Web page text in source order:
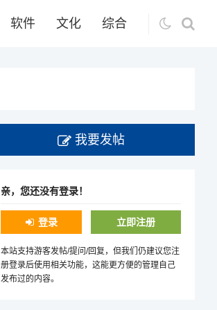
软件 文化 综合
我要发帖
亲，您还没有登录！
登录 立即注册
本站支持游客发帖/提问/回复，但我们仍建议您注
册登录后使用相关功能，这能更方便的管理自己
发布过的内容。